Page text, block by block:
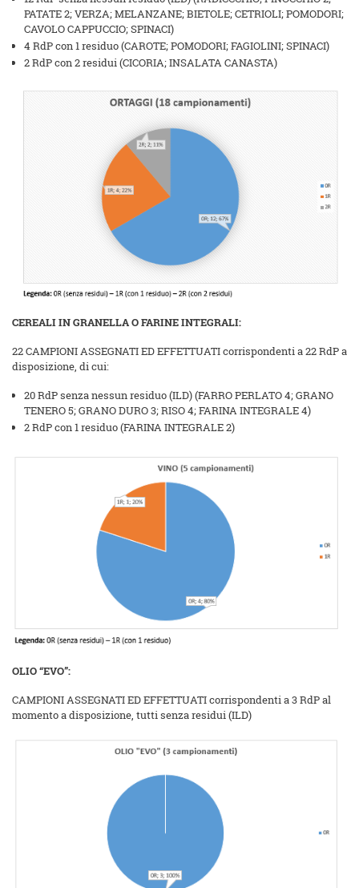
PATATE 2; VERZA; MELANZANE; BIETOLE; CETRIOLI; POMODORI;
CAVOLO CAPPUCCIO; SPINACI)
4 RdP con 1 residuo (CAROTE; POMODORI; FAGIOLINI; SPINACI)
2 RdP con 2 residui (CICORIA; INSALATA CANASTA)
CEREALI IN GRANELLA O FARINE INTEGRALI:
22 CAMPIONI ASSEGNATI ED EFFETTUATI corrispondenti a 22 RdP a
disposizione, di cui:
20 RdP senza nessun residuo (ILD) (FARRO PERLATO 4; GRANO
TENERO 5; GRANO DURO 3; RISO 4; FARINA INTEGRALE 4)
2 RdP con 1 residuo (FARINA INTEGRALE 2)
OLIO “EVO”:
CAMPIONI ASSEGNATI ED EFFETTUATI corrispondenti a 3 RdP al
momento a disposizione, tutti senza residui (ILD)